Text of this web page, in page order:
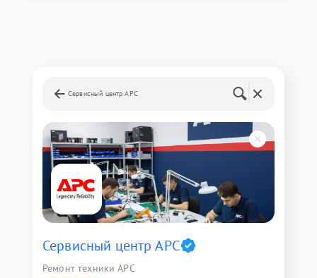
Сервисный центр APC
Сервисный центр APC
Ремонт техники APC